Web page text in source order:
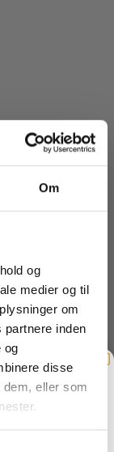
Om
og
medier og til
om
inden
og
disse
eller som
sløve
dine